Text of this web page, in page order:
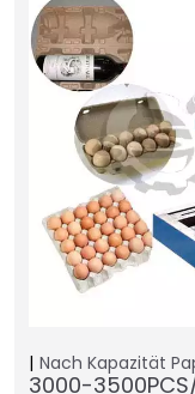
Nach Kapazität
3000-